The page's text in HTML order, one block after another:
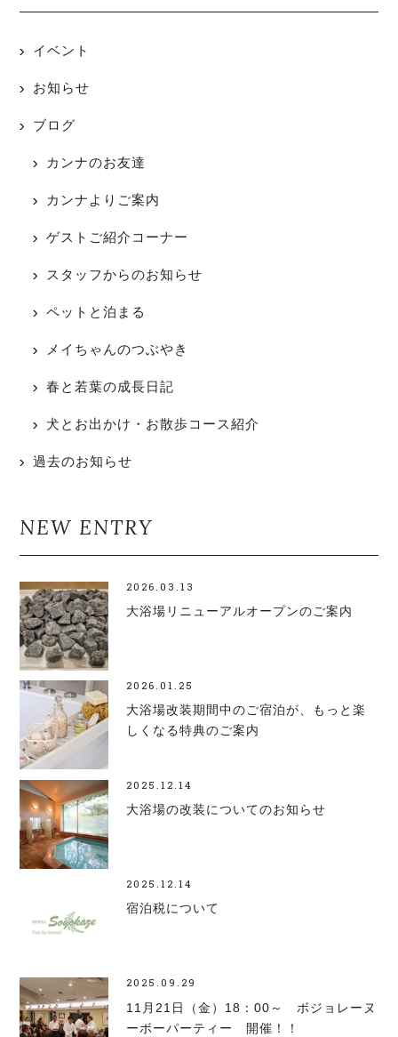
イベント
お知らせ
ブログ
カンナのお友達
カンナよりご案内
ゲストご紹介コーナー
スタッフからのお知らせ
ペットと泊まる
メイちゃんのつぶやき
春と若葉の成長日記
犬とお出かけ・お散歩コース紹介
過去のお知らせ
NEW ENTRY
2026.03.13
大浴場リニューアルオープンのご案内
2026.01.25
大浴場改装期間中のご宿泊が、もっと楽
しくなる特典のご案内
2025.12.14
大浴場の改装についてのお知らせ
2025.12.14
宿泊税について
2025.09.29
11月21日（金）18：00～ ボジョレーヌ
ーボーパーティー 開催！！